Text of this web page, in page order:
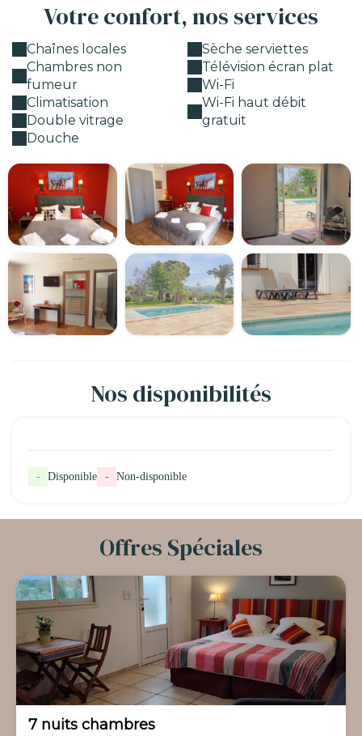
Votre confort, nos services
Chaînes locales
Chambres non
fumeur
Climatisation
Double vitrage
Douche
Sèche serviettes
Télévision écran plat
Wi-Fi
Wi-Fi haut débit
gratuit
Nos disponibilités
- Disponible - Non-disponible
Offres Spéciales
-30%
7 nuits chambres